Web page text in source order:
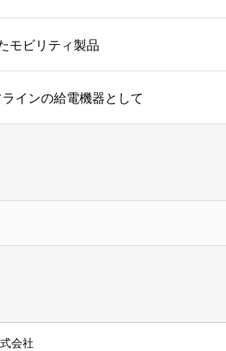
モビリティ製品
インの給電機器として
会社